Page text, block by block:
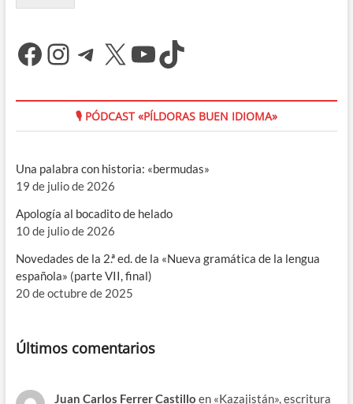
Facebook
Instagram
Telegram
X YouTube
TikTok
🎙 PÓDCAST «PÍLDORAS BUEN IDIOMA»
Una palabra con historia: «bermudas»
19 de julio de 2026
Apología al bocadito de helado
10 de julio de 2026
Novedades de la 2.ª ed. de la «Nueva gramática de la lengua
española» (parte VII, final)
20 de octubre de 2025
Últimos comentarios
Juan Carlos Ferrer Castillo en «Kazajistán», escritura